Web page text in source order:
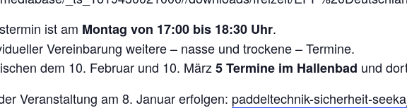
ist am Montag von 17:00 bis 18:30 Uhr.
Vereinbarung weitere – nasse und trockene – Termine.
dem 10. Februar und 10. März 5 Termine im Hallenbad und
Veranstaltung am 8. Januar erfolgen: paddeltechnik-sicherheit-